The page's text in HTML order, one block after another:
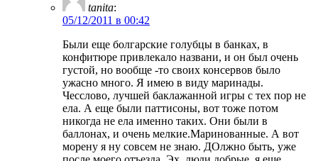
tanita:
05/12/2011 в 00:42
Были еще болгарские голубцы в банках, в
конфитюре привлекало названи, и он был очень
густой, но вообще -то своих консервов было
ужасно много. Я имею в виду маринады.
Чесслово, лучшей баклажанной игры с тех пор не
ела. А еще были паттисоны, вот тоже потом
никогда не ела именно таких. Они были в
баллонах, и очень мелкие.Маринованные. А вот
морену я ну совсем не знаю. ДОлжно быть, уже